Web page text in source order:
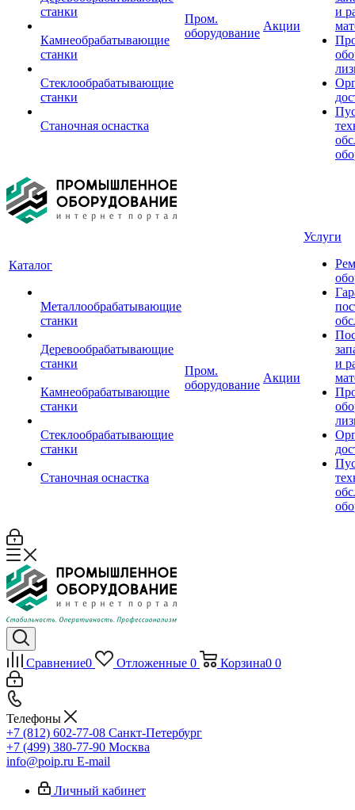
станки
Камнеобрабатывающие
станки
Стеклообрабатывающие
станки
Станочная оснастка
Пром.
оборудование
Акции
и
Каталог
Металлообрабатывающие
станки
Деревообрабатывающие
станки
Камнеобрабатывающие
станки
Стеклообрабатывающие
станки
Станочная оснастка
Пром.
оборудование
Акции
Услуги
и
Сравнение0 Отложенные 0 Корзина0 0
Телефоны
+7 (812) 602-77-08 Санкт-Петербург
+7 (499) 380-77-90 Москва
info@poip.ru E-mail
Личный кабинет